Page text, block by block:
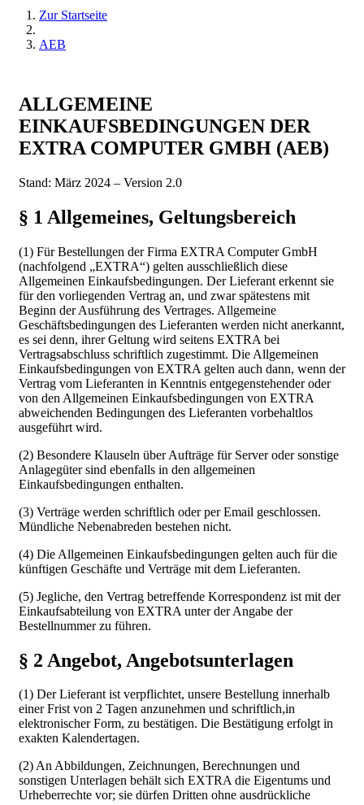
Zur Startseite
AEB
ALLGEMEINE
EINKAUFSBEDINGUNGEN DER
EXTRA COMPUTER GMBH (AEB)
Stand: März 2024 – Version 2.0
§ 1 Allgemeines, Geltungsbereich
(1) Für Bestellungen der Firma EXTRA Computer GmbH
(nachfolgend „EXTRA“) gelten ausschließlich diese
Allgemeinen Einkaufsbedingungen. Der Lieferant erkennt sie
für den vorliegenden Vertrag an, und zwar spätestens mit
Beginn der Ausführung des Vertrages. Allgemeine
Geschäftsbedingungen des Lieferanten werden nicht anerkannt,
es sei denn, ihrer Geltung wird seitens EXTRA bei
Vertragsabschluss schriftlich zugestimmt. Die Allgemeinen
Einkaufsbedingungen von EXTRA gelten auch dann, wenn der
Vertrag vom Lieferanten in Kenntnis entgegenstehender oder
von den Allgemeinen Einkaufsbedingungen von EXTRA
abweichenden Bedingungen des Lieferanten vorbehaltlos
ausgeführt wird.
(2) Besondere Klauseln über Aufträge für Server oder sonstige
Anlagegüter sind ebenfalls in den allgemeinen
Einkaufsbedingungen enthalten.
(3) Verträge werden schriftlich oder per Email geschlossen.
Mündliche Nebenabreden bestehen nicht.
(4) Die Allgemeinen Einkaufsbedingungen gelten auch für die
künftigen Geschäfte und Verträge mit dem Lieferanten.
(5) Jegliche, den Vertrag betreffende Korrespondenz ist mit der
Einkaufsabteilung von EXTRA unter der Angabe der
Bestellnummer zu führen.
§ 2 Angebot, Angebotsunterlagen
(1) Der Lieferant ist verpflichtet, unsere Bestellung innerhalb
einer Frist von 2 Tagen anzunehmen und schriftlich,in
elektronischer Form, zu bestätigen. Die Bestätigung erfolgt in
exakten Kalendertagen.
(2) An Abbildungen, Zeichnungen, Berechnungen und
sonstigen Unterlagen behält sich EXTRA die Eigentums und
Urheberrechte vor; sie dürfen Dritten ohne ausdrückliche